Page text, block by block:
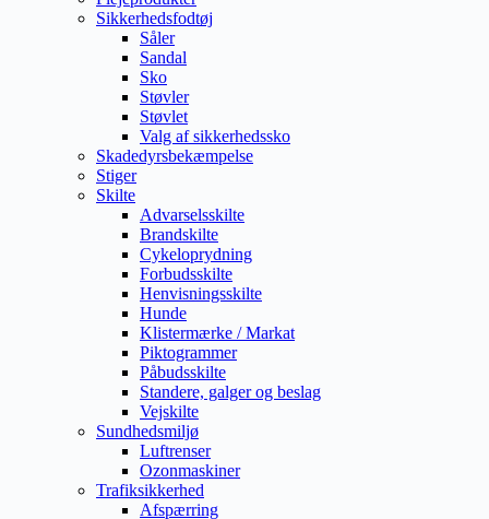
Sikkerhedsfodtøj
Såler
Sandal
Sko
Støvler
Støvlet
Valg af sikkerhedssko
Skadedyrsbekæmpelse
Stiger
Skilte
Advarselsskilte
Brandskilte
Cykeloprydning
Forbudsskilte
Henvisningsskilte
Hunde
Klistermærke / Markat
Piktogrammer
Påbudsskilte
Standere, galger og beslag
Vejskilte
Sundhedsmiljø
Luftrenser
Ozonmaskiner
Trafiksikkerhed
Afspærring